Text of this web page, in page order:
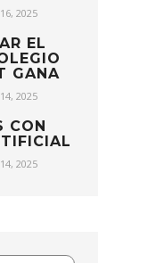
2025
EL
GANA
2025
CON
2025